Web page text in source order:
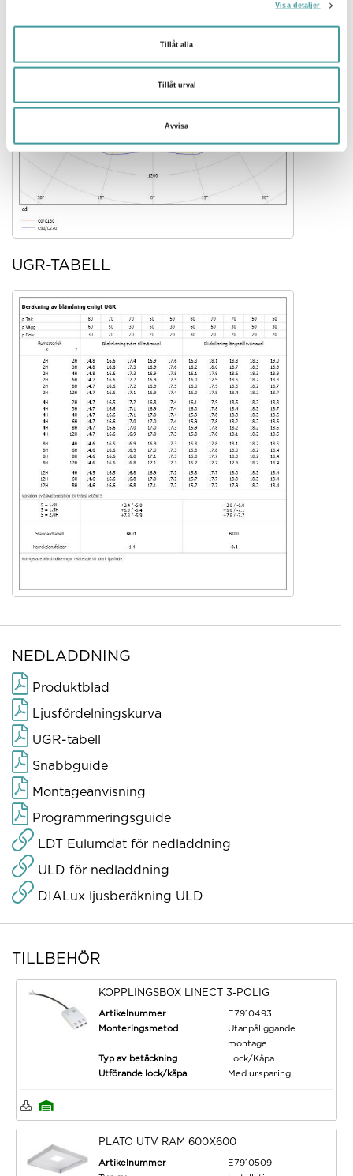
Visa detaljer
Tillåt alla
Tillåt urval
Avvisa
UGR-TABELL
NEDLADDNING
Produktblad
Ljusfördelningskurva
UGR-tabell
Snabbguide
Montageanvisning
Programmeringsguide
LDT Eulumdat för nedladdning
ULD för nedladdning
DIALux ljusberäkning ULD
TILLBEHÖR
KOPPLINGSBOX LINECT 3-POLIG
Artikelnummer
E7910493
Monteringsmetod
Utanpåliggande
montage
Typ av betäckning
Lock/Kåpa
Utförande lock/kåpa
Med ursparing
PLATO UTV RAM 600X600
Artikelnummer
E7910509